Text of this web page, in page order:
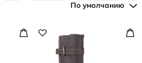
По умолчанию